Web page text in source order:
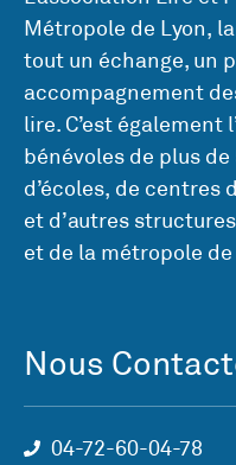
Métropole de Lyon,
tout un échange, un
accompagnement
lire. C’est
bénévoles de plus
d’écoles, de centres
et d’autres
et de la métropole de
Nous
04-72-60-04-78